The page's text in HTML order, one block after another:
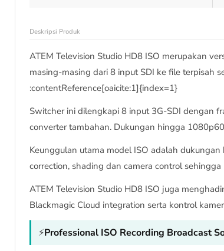
Deskripsi Produk
ATEM Television Studio HD8 ISO merupakan
masing-masing dari 8 input SDI ke file terpisah
:contentReference[oaicite:1]{index=1}
Switcher ini dilengkapi 8 input 3G-SDI dengan
converter tambahan. Dukungan hingga
Keunggulan utama model ISO adalah
correction, shading dan camera control
ATEM Television Studio HD8 ISO juga
Blackmagic Cloud integration serta kontrol
⚡Professional ISO Recording Broadcast